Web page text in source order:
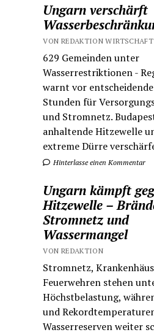
Ungarn verschärft
VON REDAKTION WIRTSCHAFT
629 Gemeinden unter
Wasserrestriktionen -
warnt vor
Stunden für
und Stromnetz.
anhaltende Hitzewelle
extreme Dürre
Hinterlasse einen Kommentar
Ungarn kämpft
Hitzewelle –
Stromnetz und
Wassermangel
VON REDAKTION
Stromnetz,
Feuerwehren stehen
Höchstbelastung,
und
Wasserreserven weiter